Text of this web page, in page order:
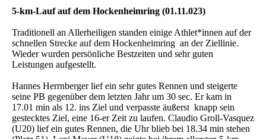
5-km-Lauf auf dem Hockenheimring (01.11.023)
Traditionell an Allerheiligen standen einige Athlet*innen auf der
schnellen Strecke auf dem Hockenheimring an der Ziellinie.
Wieder wurden persönliche Bestzeiten und sehr guten
Leistungen aufgestellt.
Hannes Herrnberger lief ein sehr gutes Rennen und steigerte
seine PB gegenüber dem letzten Jahr um 30 sec. Er kam in
17.01 min als 12. ins Ziel und verpasste äußerst knapp sein
gestecktes Ziel, eine 16-er Zeit zu laufen. Claudio Groll-Vasquez
(U20) lief ein gutes Rennen, die Uhr blieb bei 18.34 min stehen